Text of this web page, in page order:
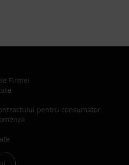
Firmei
pentru consumator